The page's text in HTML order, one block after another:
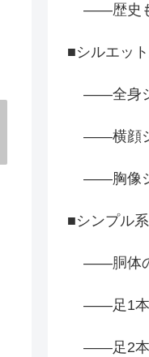
――歴史
■シルエッ
――全身
――横顔
――胸像
■シンプル
――胴体
――足1本
――足2本